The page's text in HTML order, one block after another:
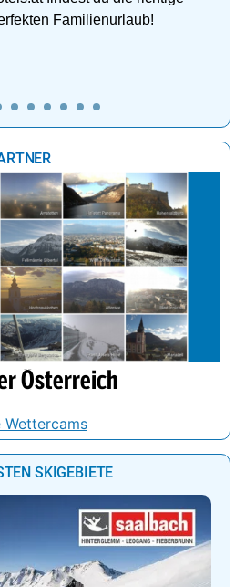
Familienurlaub!
Österreich
Wettercams
SKIGEBIETE